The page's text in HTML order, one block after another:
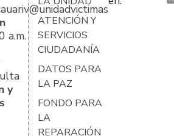
a.m.
y
ATENCIÓN Y
SERVICIOS
CIUDADANÍA
DATOS PARA
LA PAZ
FONDO PARA
LA
REPARACIÓN